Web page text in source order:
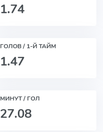
1.74
ГОЛОВ / 1-Й ТАЙМ
1.47
МИНУТ / ГОЛ
27.08